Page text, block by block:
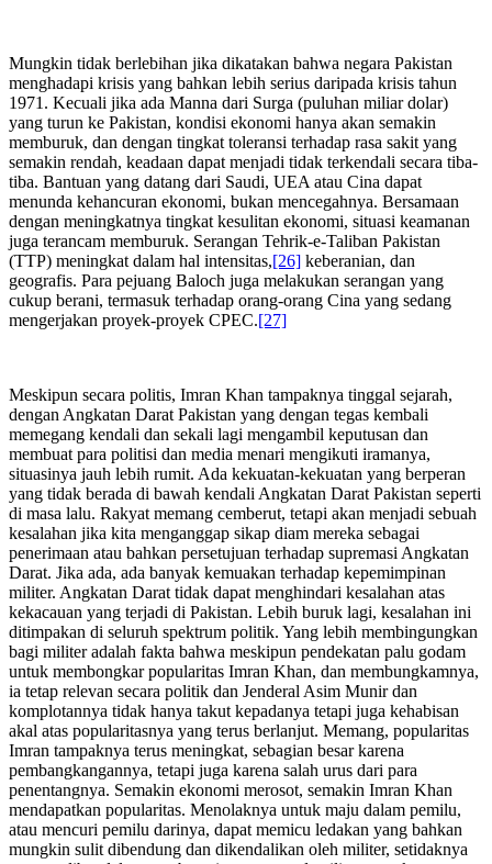
Mungkin tidak berlebihan jika dikatakan bahwa negara Pakistan
menghadapi krisis yang bahkan lebih serius daripada krisis tahun
1971. Kecuali jika ada Manna dari Surga (puluhan miliar dolar)
yang turun ke Pakistan, kondisi ekonomi hanya akan semakin
memburuk, dan dengan tingkat toleransi terhadap rasa sakit yang
semakin rendah, keadaan dapat menjadi tidak terkendali secara tiba-
tiba. Bantuan yang datang dari Saudi, UEA atau Cina dapat
menunda kehancuran ekonomi, bukan mencegahnya. Bersamaan
dengan meningkatnya tingkat kesulitan ekonomi, situasi keamanan
juga terancam memburuk. Serangan Tehrik-e-Taliban Pakistan
(TTP) meningkat dalam hal intensitas,[26] keberanian, dan
geografis. Para pejuang Baloch juga melakukan serangan yang
cukup berani, termasuk terhadap orang-orang Cina yang sedang
mengerjakan proyek-proyek CPEC.[27]
Meskipun secara politis, Imran Khan tampaknya tinggal sejarah,
dengan Angkatan Darat Pakistan yang dengan tegas kembali
memegang kendali dan sekali lagi mengambil keputusan dan
membuat para politisi dan media menari mengikuti iramanya,
situasinya jauh lebih rumit. Ada kekuatan-kekuatan yang berperan
yang tidak berada di bawah kendali Angkatan Darat Pakistan seperti
di masa lalu. Rakyat memang cemberut, tetapi akan menjadi sebuah
kesalahan jika kita menganggap sikap diam mereka sebagai
penerimaan atau bahkan persetujuan terhadap supremasi Angkatan
Darat. Jika ada, ada banyak kemuakan terhadap kepemimpinan
militer. Angkatan Darat tidak dapat menghindari kesalahan atas
kekacauan yang terjadi di Pakistan. Lebih buruk lagi, kesalahan ini
ditimpakan di seluruh spektrum politik. Yang lebih membingungkan
bagi militer adalah fakta bahwa meskipun pendekatan palu godam
untuk membongkar popularitas Imran Khan, dan membungkamnya,
ia tetap relevan secara politik dan Jenderal Asim Munir dan
komplotannya tidak hanya takut kepadanya tetapi juga kehabisan
akal atas popularitasnya yang terus berlanjut. Memang, popularitas
Imran tampaknya terus meningkat, sebagian besar karena
pembangkangannya, tetapi juga karena salah urus dari para
penentangnya. Semakin ekonomi merosot, semakin Imran Khan
mendapatkan popularitas. Menolaknya untuk maju dalam pemilu,
atau mencuri pemilu darinya, dapat memicu ledakan yang bahkan
mungkin sulit dibendung dan dikendalikan oleh militer, setidaknya